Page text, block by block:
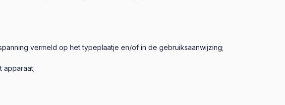
vermeld op het typeplaatje en/of in de gebruiksaanwijzing;
apparaat;